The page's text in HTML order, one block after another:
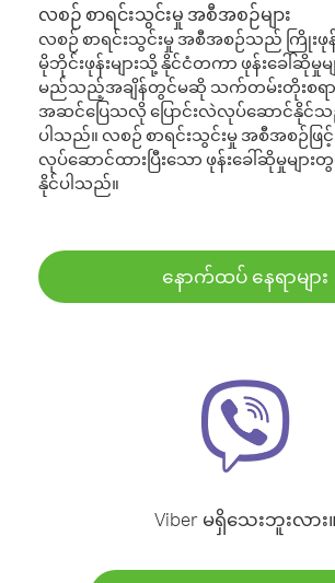
လစဉ် စာရင်းသွင်းမှု အစီအစဉ်များ
လစဉ် စာရင်းသွင်းမှု အစီအစဉ်သည် ကြိုးဖုန်း
မိုဘိုင်းဖုန်းများသို့ နိုင်ငံတကာ ဖုန်းခေါ်ဆိုမှုမျ
မည်သည့်အချိန်တွင်မဆို သက်တမ်းတိုးစရ
အဆင်ပြေသလို ပြောင်းလဲလုပ်ဆောင်နိုင်
ပါသည်။ လစဉ် စာရင်းသွင်းမှု အစီအစဉ်ဖ
လုပ်ဆောင်ထားပြီးသော ဖုန်းခေါ်ဆိုမှုမျာ
နိုင်ပါသည်။
နောက်ထပ် နေရာများ
Viber မရှိသေးဘူးလား။